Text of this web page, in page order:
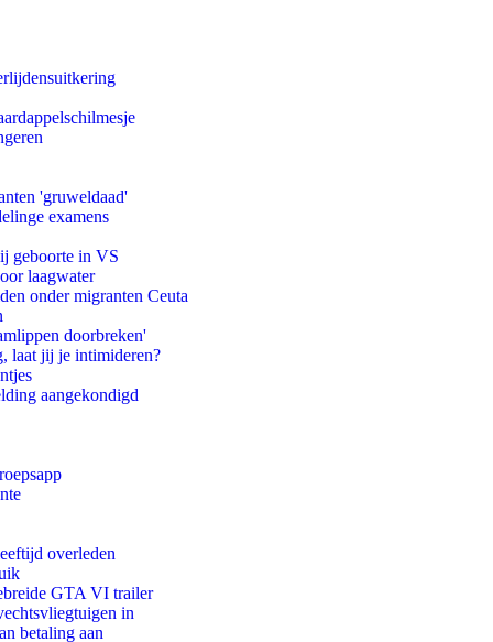
'gruweldaad'
examens
geboorte in VS
laagwater
onder migranten Ceuta
doorbreken'
laat jij je intimideren?
aangekondigd
overleden
GTA VI trailer
in
betaling aan